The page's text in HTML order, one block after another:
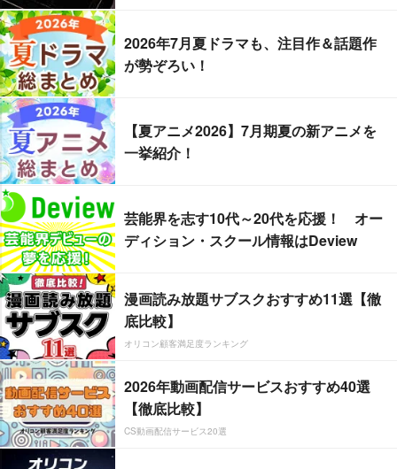
2026年7月夏ドラマも、注目作＆話題作
が勢ぞろい！
【夏アニメ2026】7月期夏の新アニメを
一挙紹介！
芸能界を志す10代～20代を応援！ オー
ディション・スクール情報はDeview
漫画読み放題サブスクおすすめ11選【徹
底比較】
オリコン顧客満足度ランキング
2026年動画配信サービスおすすめ40選
【徹底比較】
CS動画配信サービス20選